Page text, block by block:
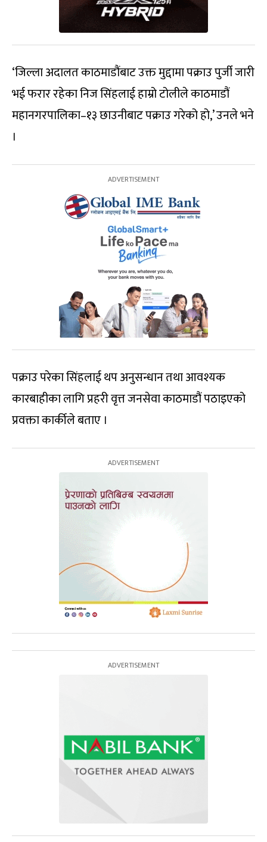
‘जिल्ला अदालत काठमाडौंबाट उक्त मुद्दामा पक्राउ पुर्जी जारी
भई फरार रहेका निज सिंहलाई हाम्रो टोलीले काठमाडौं
महानगरपालिका–१३ छाउनीबाट पक्राउ गरेको हो,’ उनले भने
।
पक्राउ परेका सिंहलाई थप अनुसन्धान तथा आवश्यक
कारबाहीका लागि प्रहरी वृत्त जनसेवा काठमाडौं पठाइएको
प्रवक्ता कार्कीले बताए ।